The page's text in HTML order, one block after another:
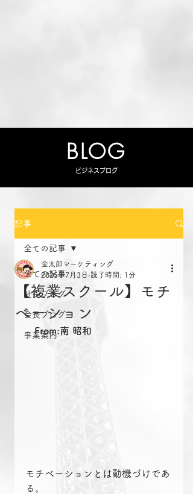
BLOG
ビジネスブログ
記事
全ての記事
社長ブログ
会長ブログ
事業案内
全ての記事
【複業スクール】モチ
ベーション
金太郎マーケティング
2025年7月3日 読了時間: 1分
From:南 昭和
モチベーションとは動機づけであ
る。